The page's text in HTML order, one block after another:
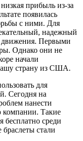
прибыль из-за
появилась
с ними. Для
надежный
движения. Первыми
Однако они не
начали
страну из США.
для
Сегодня на
нанести
компании. Такие
бесплатно среди
стали